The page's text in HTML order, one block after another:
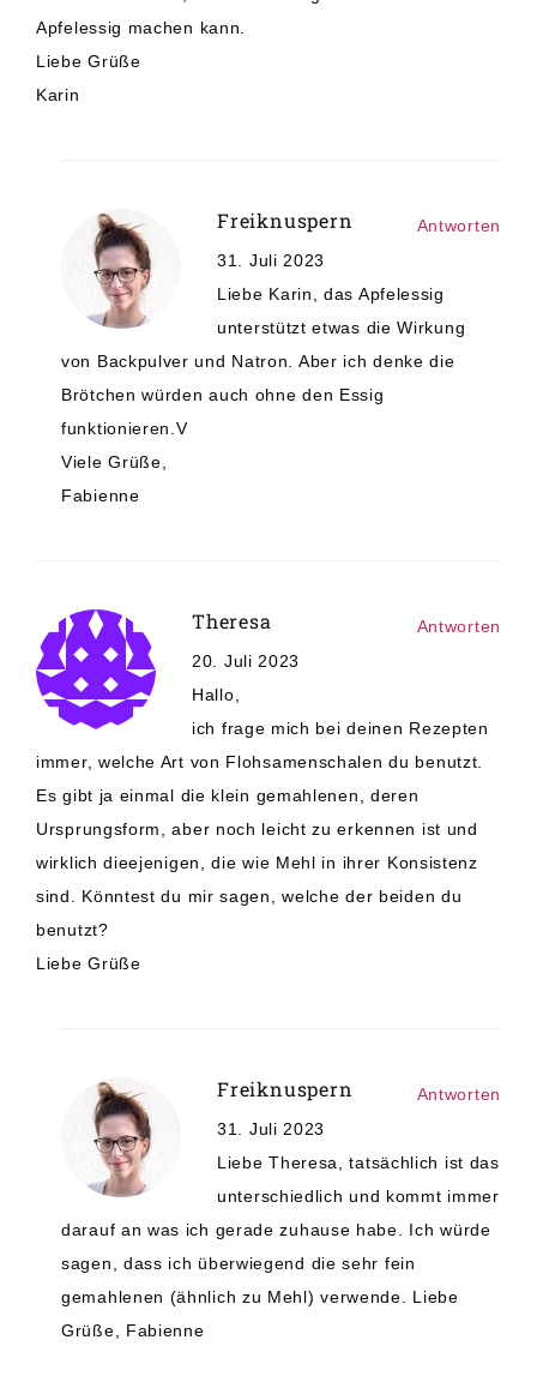
Apfelessig machen kann.
Liebe Grüße
Karin
Freiknuspern
31. Juli 2023
Liebe Karin, das Apfelessig
unterstützt etwas die Wirkung
von Backpulver und Natron. Aber ich denke die
Brötchen würden auch ohne den Essig
funktionieren.V
Viele Grüße,
Fabienne
Antworten
Theresa
20. Juli 2023
Hallo,
ich frage mich bei deinen Rezepten
immer, welche Art von Flohsamenschalen du benutzt.
Es gibt ja einmal die klein gemahlenen, deren
Ursprungsform, aber noch leicht zu erkennen ist und
wirklich dieejenigen, die wie Mehl in ihrer Konsistenz
sind. Könntest du mir sagen, welche der beiden du
benutzt?
Liebe Grüße
Antworten
Freiknuspern
31. Juli 2023
Liebe Theresa, tatsächlich ist das
unterschiedlich und kommt immer
darauf an was ich gerade zuhause habe. Ich würde
sagen, dass ich überwiegend die sehr fein
gemahlenen (ähnlich zu Mehl) verwende. Liebe
Grüße, Fabienne
Antworten